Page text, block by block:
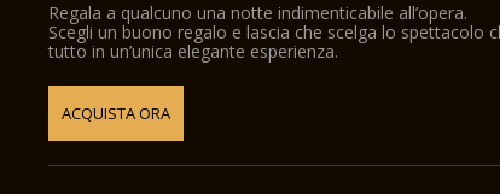
Regala a qualcuno una notte indimenticabile all’opera.
Scegli un buono regalo e lascia che scelga lo
tutto in un’unica elegante esperienza.
ACQUISTA ORA